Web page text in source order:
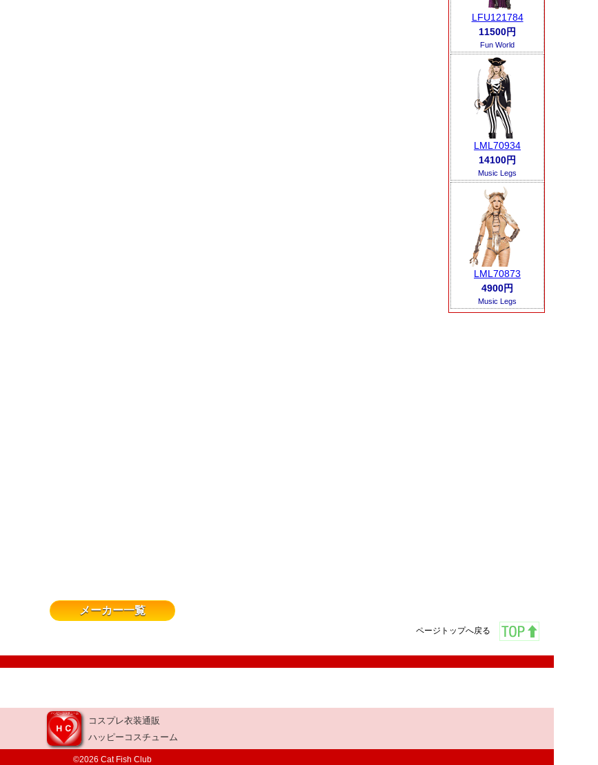
LFU121784
11500円
Fun World
LML70934
14100円
Music Legs
LML70873
4900円
Music Legs
メーカー一覧
ページトップへ戻る
コスプレ衣装通販
ハッピーコスチューム
©2026 Cat Fish Club